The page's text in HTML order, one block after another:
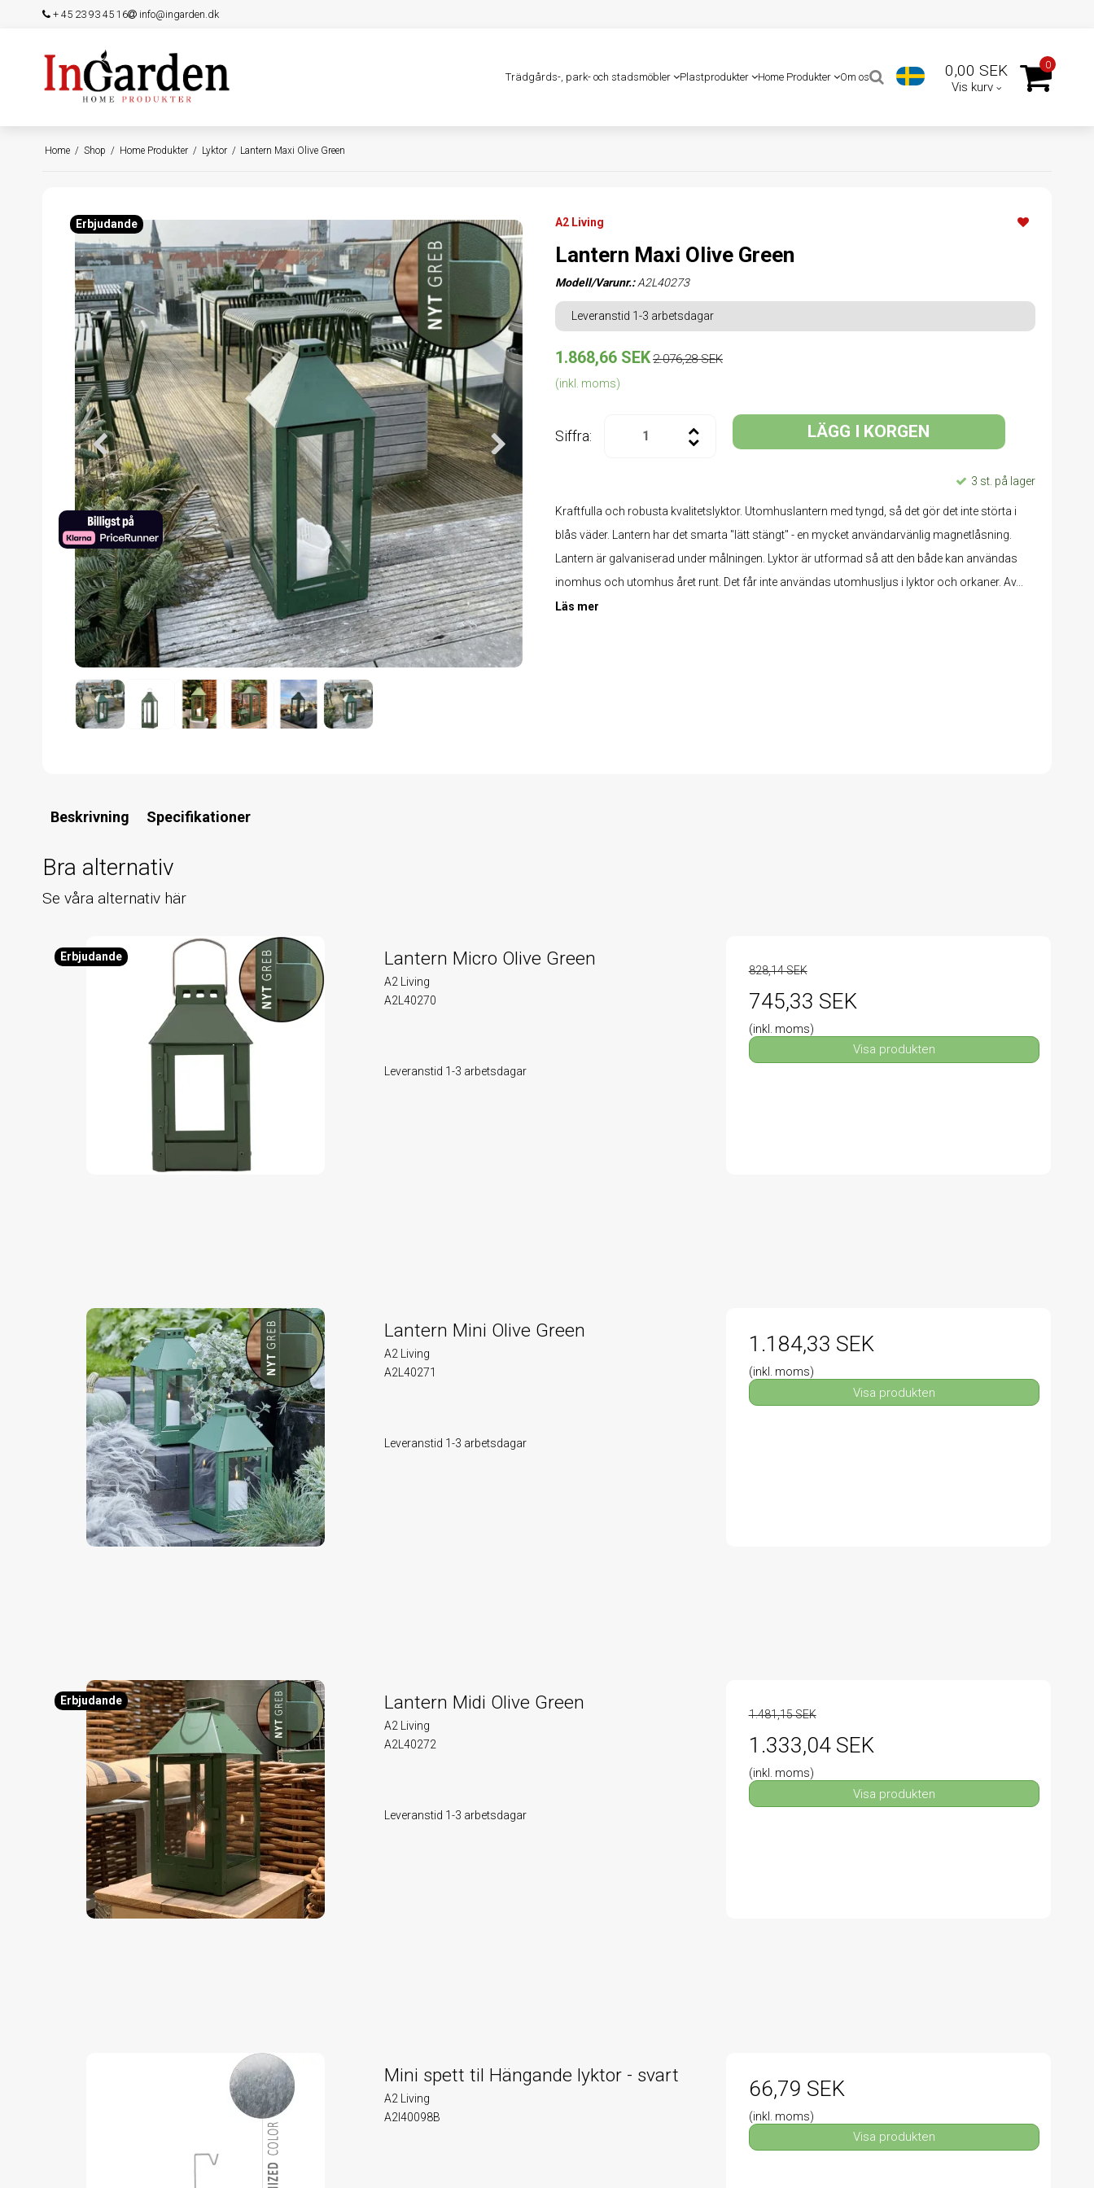
+ 45 23 93 45 16 info@ingarden.dk
Trädgårds-, park- och stadsmöbler Plastprodukter Home Produkter Om os 0,00 SEK
Vis kurv
0
Home / Shop / Home Produkter / Lyktor / Lantern Maxi Olive Green
Erbjudande A2 Living
Lantern Maxi Olive Green
Modell/Varunr.: A2L40273
Leveranstid 1-3 arbetsdagar
1.868,66 SEK2.076,28 SEK
(inkl. moms)
Siffra: LÄGG I KORGEN
3 st. på lager
Kraftfulla och robusta kvalitetslyktor. Utomhuslantern med tyngd, så det gör det inte störta i
blås väder. Lantern har det smarta "lätt stängt" - en mycket användarvänlig magnetlåsning.
Lantern är galvaniserad under målningen. Lyktor är utformad så att den både kan användas
inomhus och utomhus året runt. Det får inte användas utomhusljus i lyktor och orkaner. Av...
Läs mer
Beskrivning Specifikationer
Bra alternativ
Se våra alternativ här
Erbjudande Lantern Micro Olive Green
A2 Living
A2L40270
Leveranstid 1-3 arbetsdagar
828,14 SEK
745,33 SEK
(inkl. moms)
Visa produkten
Lantern Mini Olive Green
A2 Living
A2L40271
Leveranstid 1-3 arbetsdagar
1.184,33 SEK
(inkl. moms)
Visa produkten
Erbjudande Lantern Midi Olive Green
A2 Living
A2L40272
Leveranstid 1-3 arbetsdagar
1.481,15 SEK
1.333,04 SEK
(inkl. moms)
Visa produkten
Mini spett til Hängande lyktor - svart
A2 Living
A2l40098B
66,79 SEK
(inkl. moms)
Visa produkten